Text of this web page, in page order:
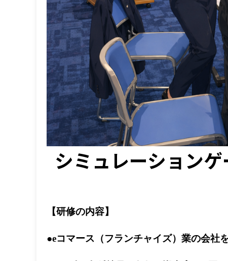
シミュレーション
【研修の内容】
●eコマース（フランチャイズ） 業の会社